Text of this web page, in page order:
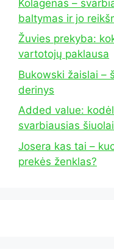
Kolagenas –
baltymas ir jo
Žuvies prekyba:
vartotojų paklausa
Bukowski žaislai –
derinys
Added value:
svarbiausias
Josera kas tai –
prekės ženklas?